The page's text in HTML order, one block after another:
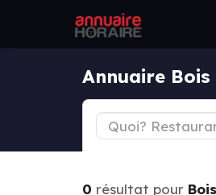
Annuaire
0 résultat pour